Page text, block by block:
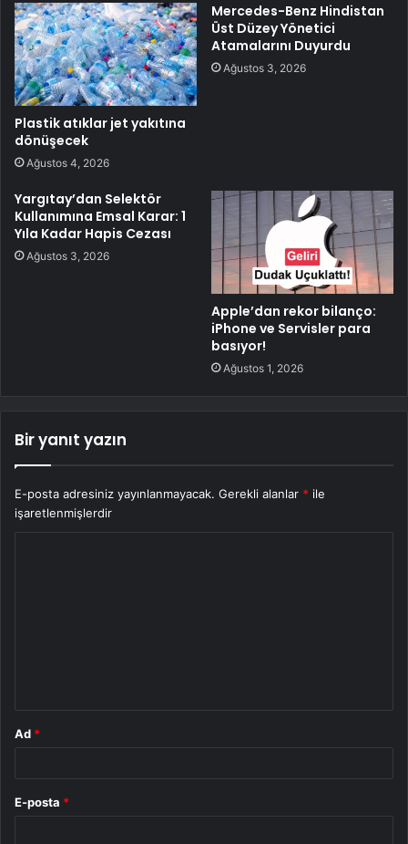
Plastik atıklar jet yakıtına
dönüşecek
Ağustos 4, 2026
Mercedes-Benz Hindistan
Üst Düzey Yönetici
Atamalarını Duyurdu
Ağustos 3, 2026
Yargıtay’dan Selektör
Kullanımına Emsal Karar: 1
Yıla Kadar Hapis Cezası
Ağustos 3, 2026
Apple’dan rekor bilanço:
iPhone ve Servisler para
basıyor!
Ağustos 1, 2026
Bir yanıt yazın
E-posta adresiniz yayınlanmayacak. Gerekli alanlar * ile
işaretlenmişlerdir
Ad *
E-posta *